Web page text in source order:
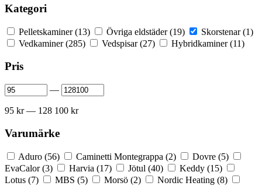
Kategori
Pelletskaminer(13) Övriga eldstäder(19) Skorstenar(1)
Vedkaminer(285) Vedspisar(27) Hybridkaminer(11)
Pris
—
95 kr — 128 100 kr
Varumärke
Aduro (56) Caminetti Montegrappa (2) Dovre (5)
EvaCalor(3) Harvia (17) Jötul (40) Keddy (15)
Lotus (7) MBS (5) Morsö (2) Nordic Heating (8)